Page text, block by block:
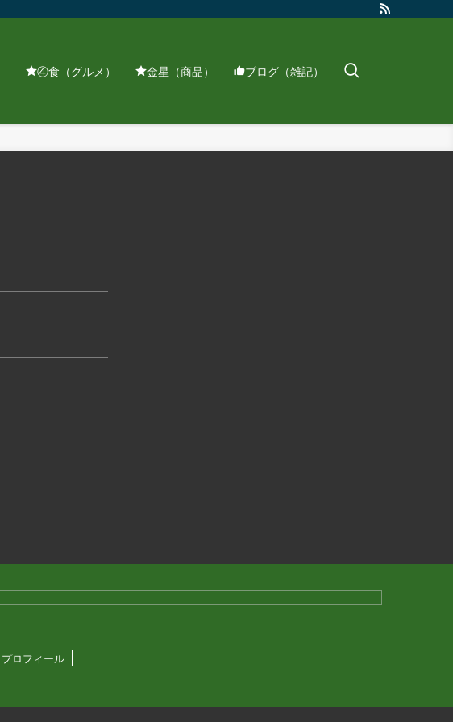
④食（グルメ） 金星（商品） ブログ（雑記）
プロフィール